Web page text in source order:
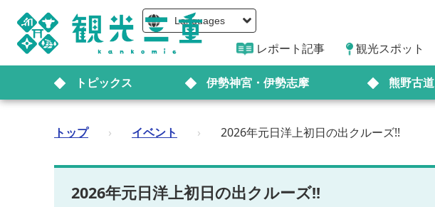
Languages
レポート記事 観光スポット
トピックス 伊勢神宮・伊勢志摩 熊野古道
トップ › イベント › 2026年元日洋上初日の出クルーズ!!
2026年元日洋上初日の出クルーズ!!